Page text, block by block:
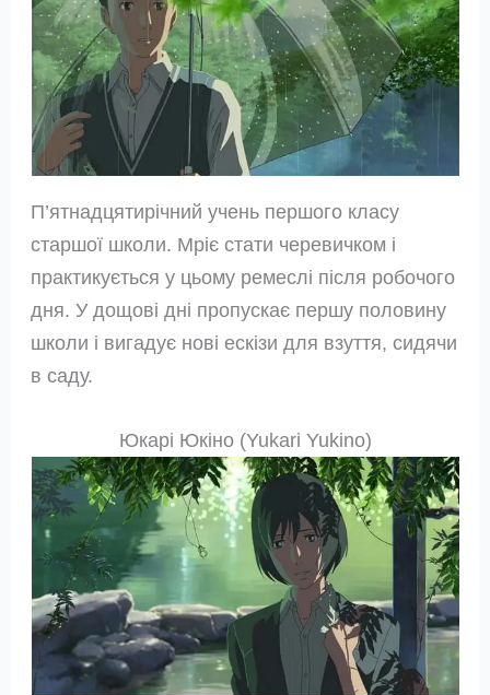
П’ятнадцятирічний учень першого класу
старшої школи. Мріє стати черевичком і
практикується у цьому ремеслі після робочого
дня. У дощові дні пропускає першу половину
школи і вигадує нові ескізи для взуття, сидячи
в саду.
Юкарі Юкіно (Yukari Yukino)